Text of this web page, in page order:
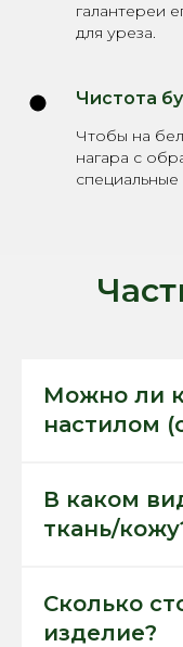
галантереи
для уреза.
Чистота
Чтобы на
нагара с
Можно ли
настилом
В каком
ткань/
Сколько
изделие?